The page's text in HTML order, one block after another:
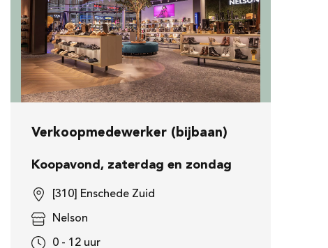
Verkoopmedewerker (bijbaan)
Koopavond, zaterdag en zondag
[310] Enschede Zuid
Nelson
0 - 12 uur